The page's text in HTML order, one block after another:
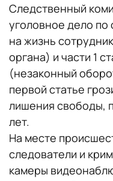
Следственный
уголовное дело по
на жизнь
органа) и части 1
(незаконный
первой статье
лишения свободы,
лет.
На месте
следователи и
камеры